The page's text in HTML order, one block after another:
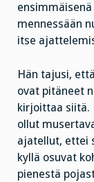
mennessään
itse
Hän tajusi,
ovat pitäneet
kirjoittaa siitä.
ollut
ajatellut, ettei
kyllä osuvat
pienestä